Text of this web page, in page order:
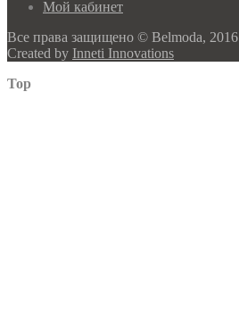
Мой кабинет
Все права защищено © Belmoda, 2016
Created by Inneti Innovations
Top